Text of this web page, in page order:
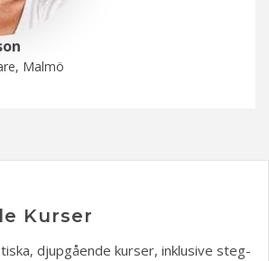
Malmö
Kurser
djupgående kurser, inklusive steg-